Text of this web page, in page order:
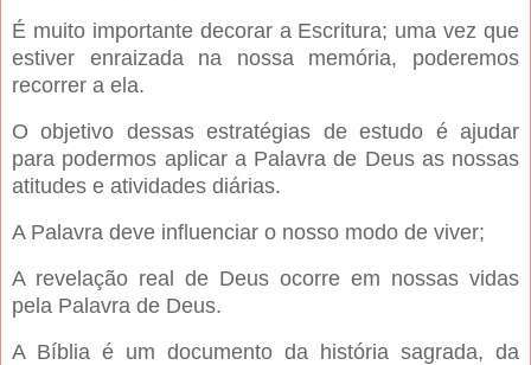
É muito importante decorar a Escritura; uma vez que
estiver enraizada na nossa memória, poderemos
recorrer a ela.
O objetivo dessas estratégias de estudo é ajudar
para podermos aplicar a Palavra de Deus as nossas
atitudes e atividades diárias.
A Palavra deve influenciar o nosso modo de viver;
A revelação real de Deus ocorre em nossas vidas
pela Palavra de Deus.
A Bíblia é um documento da história sagrada, da